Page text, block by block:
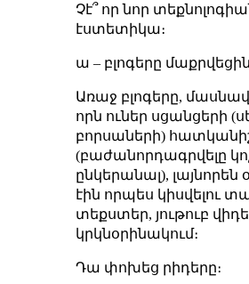
Չէ՞ որ նոր
էստետիկա։
ա – բլոգերը
Առաջ բլոգերը,
որն ուներ սցանցերի
բորսաների)
(բաժանորդագրվելը
ընկերանալ),
էին որպես կիսվելու
տեքստեր, յութուբ
կրկնօրինակում։
Դա փոխեց րիդերը։